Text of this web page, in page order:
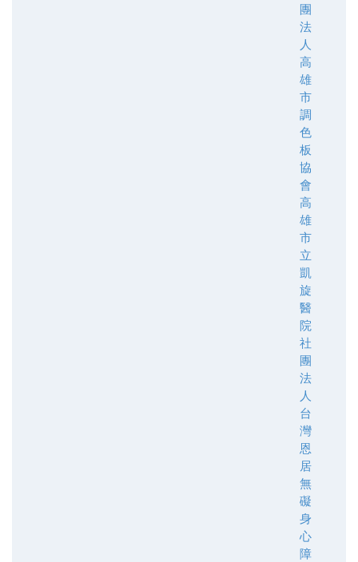
團
法
人
高
雄
市
調
色
板
協
會
高
雄
市
立
凱
旋
醫
院
社
團
法
人
台
灣
恩
居
無
礙
身
心
障